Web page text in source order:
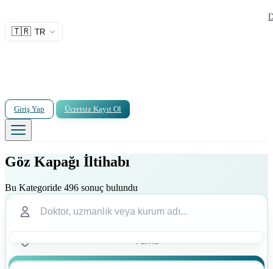
🇹🇷 TR
Giriş Yap Ücretsiz Kayıt Ol
Göz Kapağı İltihabı
Bu Kategoride 496 sonuç bulundu